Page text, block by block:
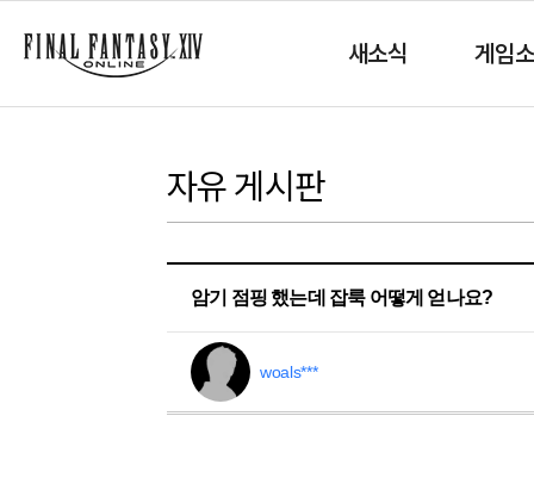
새소식 게임
자유 게시판
암기 점핑 했는데 잡룩 어떻게 얻나요?
woals***